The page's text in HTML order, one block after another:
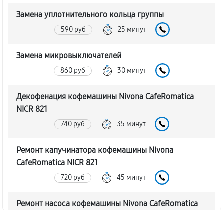
Замена уплотнительного кольца группы
590 руб 25 минут
Замена микровыключателей
860 руб 30 минут
Декофенация кофемашины Nivona CafeRomatica
NICR 821
740 руб 35 минут
Ремонт капучинатора кофемашины Nivona
CafeRomatica NICR 821
720 руб 45 минут
Ремонт насоса кофемашины Nivona CafeRomatica